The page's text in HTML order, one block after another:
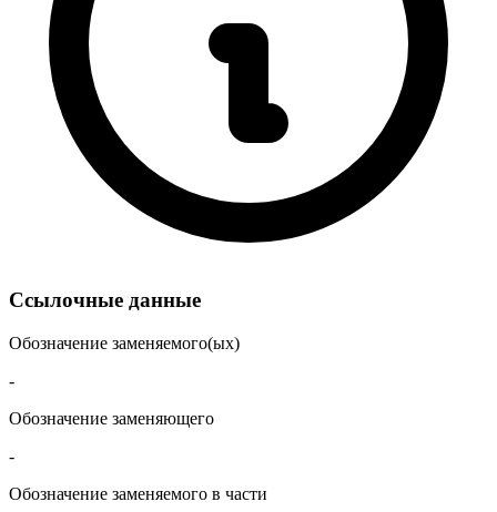
Ссылочные данные
Обозначение заменяемого(ых)
-
Обозначение заменяющего
-
Обозначение заменяемого в части